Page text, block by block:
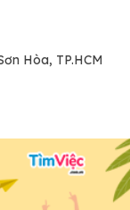
Hòa, TP.HCM